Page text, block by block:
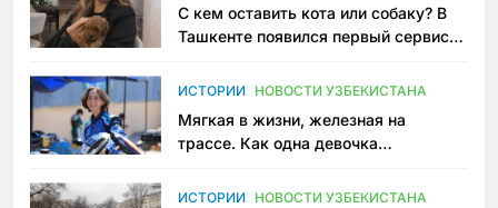
С кем оставить кота или собаку? В
Ташкенте появился первый сервис
ИСТОРИИ НОВОСТИ УЗБЕКИСТАНА
Мягкая в жизни, железная на
трассе. Как одна девочка
Узбекистане
ИСТОРИИ НОВОСТИ УЗБЕКИСТАНА